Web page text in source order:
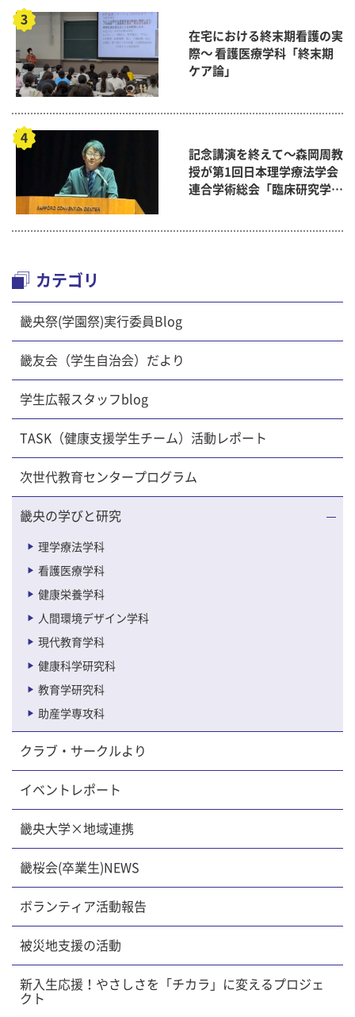
在宅における終末期看護の実
際～ 看護医療学科「終末期
ケア論」
記念講演を終えて～森岡周教
授が第1回日本理学療法学会
連合学術総会「臨床研究学術
カテゴリ
畿央祭(学園祭)実行委員Blog
畿友会（学生自治会）だより
学生広報スタッフblog
TASK（健康支援学生チーム）活動レポート
次世代教育センタープログラム
畿央の学びと研究
理学療法学科
看護医療学科
健康栄養学科
人間環境デザイン学科
現代教育学科
健康科学研究科
教育学研究科
助産学専攻科
クラブ・サークルより
イベントレポート
畿央大学×地域連携
畿桜会(卒業生)NEWS
ボランティア活動報告
被災地支援の活動
新入生応援！やさしさを「チカラ」に変えるプロジェ
クト